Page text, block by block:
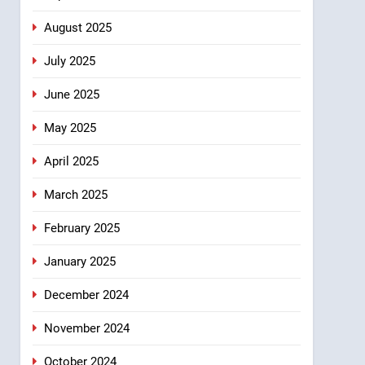
August 2025
July 2025
June 2025
May 2025
April 2025
March 2025
February 2025
January 2025
December 2024
November 2024
October 2024